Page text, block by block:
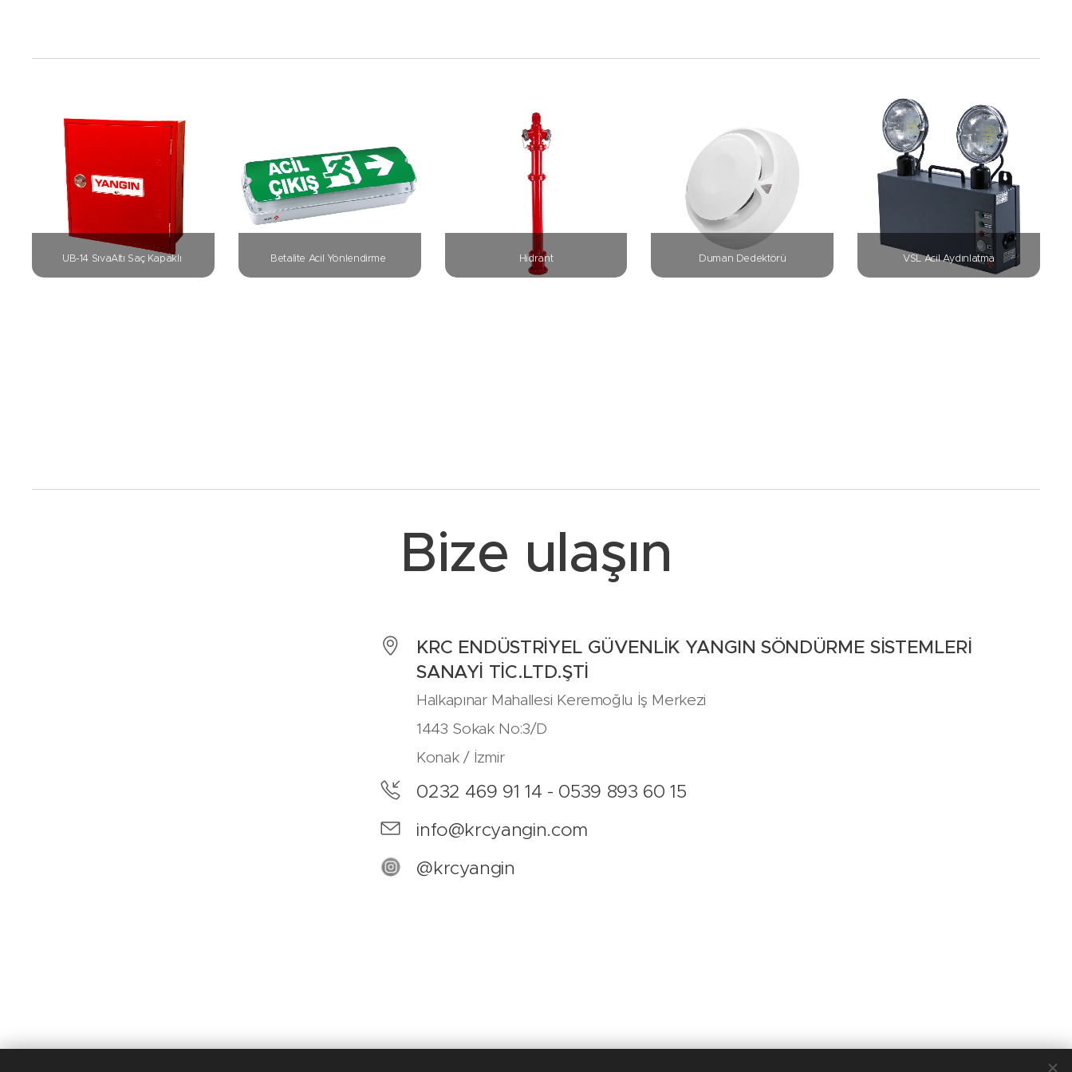
UB-14 SıvaAltı Saç Kapaklı Betalite Acil Yönlendirme Hidrant Duman Dedektörü VSL Acil Aydınlatma
Bize ulaşın
KRC ENDÜSTRİYEL GÜVENLİK YANGIN SÖNDÜRME SİSTEMLERİ
SANAYİ TİC.LTD.ŞTİ
Halkapınar Mahallesi Keremoğlu İş Merkezi
1443 Sokak No:3/D
Konak / İzmir
0232 469 91 14 - 0539 893 60 15
info@krcyangin.com
@krcyangin
KRC YANGIN. -2026